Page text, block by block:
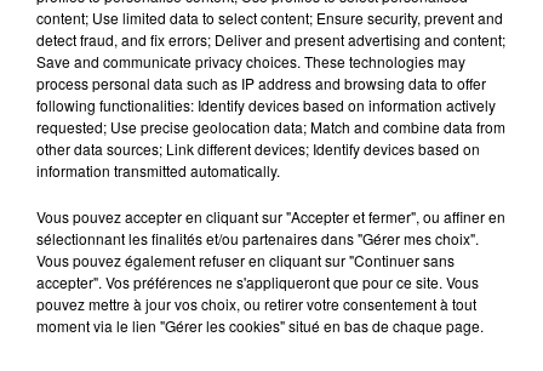
content; Use limited data to select content; Ensure security, prevent and
detect fraud, and fix errors; Deliver and present advertising and content;
Save and communicate privacy choices. These technologies may
process personal data such as IP address and browsing data to offer
following functionalities: Identify devices based on information actively
requested; Use precise geolocation data; Match and combine data from
other data sources; Link different devices; Identify devices based on
information transmitted automatically.
Vous pouvez accepter en cliquant sur "Accepter et fermer", ou affiner en
sélectionnant les finalités et/ou partenaires dans "Gérer mes choix".
Vous pouvez également refuser en cliquant sur "Continuer sans
accepter". Vos préférences ne s'appliqueront que pour ce site. Vous
pouvez mettre à jour vos choix, ou retirer votre consentement à tout
moment via le lien "Gérer les cookies" situé en bas de chaque page.